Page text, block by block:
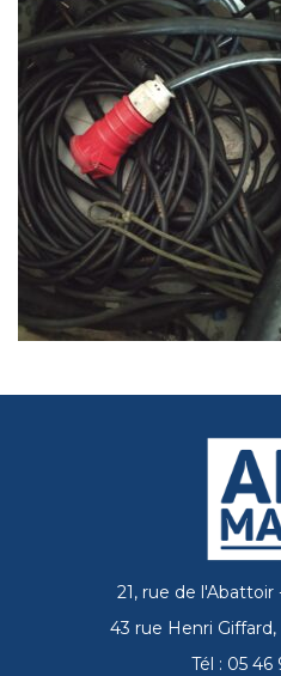
21, rue de l'Abattoir
43 rue Henri
Tél : 05 46